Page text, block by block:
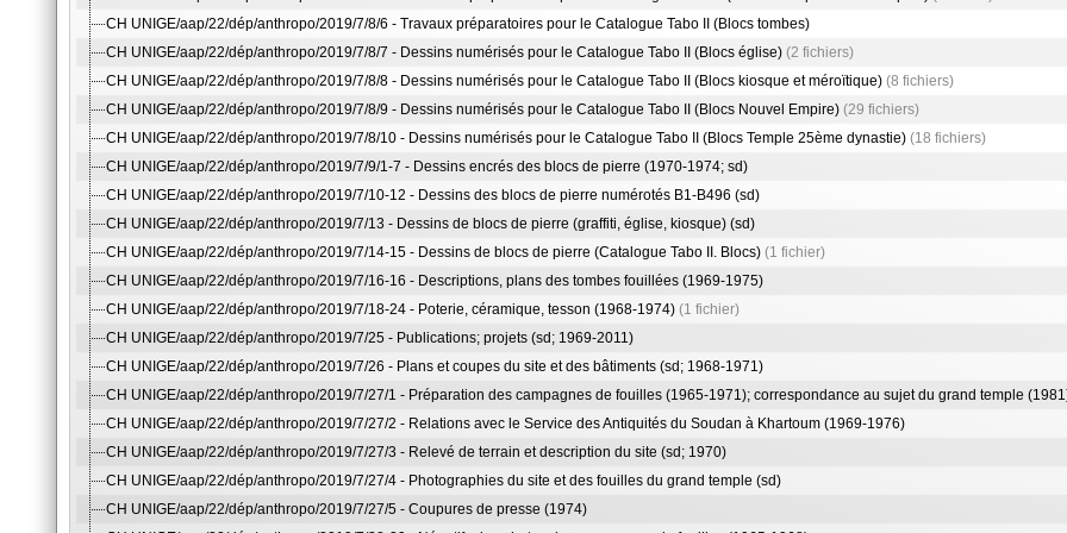
CH UNIGE/aap/22/dép/anthropo/2019/7/8/6 - Travaux préparatoires pour le Catalogue Tabo II (Blocs tombes)
CH UNIGE/aap/22/dép/anthropo/2019/7/8/7 - Dessins numérisés pour le Catalogue Tabo II (Blocs église) (2 fichiers)
CH UNIGE/aap/22/dép/anthropo/2019/7/8/8 - Dessins numérisés pour le Catalogue Tabo II (Blocs kiosque et méroïtique) (8 fichiers)
CH UNIGE/aap/22/dép/anthropo/2019/7/8/9 - Dessins numérisés pour le Catalogue Tabo II (Blocs Nouvel Empire) (29 fichiers)
CH UNIGE/aap/22/dép/anthropo/2019/7/8/10 - Dessins numérisés pour le Catalogue Tabo II (Blocs Temple 25ème dynastie) (18 fichiers)
CH UNIGE/aap/22/dép/anthropo/2019/7/9/1-7 - Dessins encrés des blocs de pierre (1970-1974; sd)
CH UNIGE/aap/22/dép/anthropo/2019/7/10-12 - Dessins des blocs de pierre numérotés B1-B496 (sd)
CH UNIGE/aap/22/dép/anthropo/2019/7/13 - Dessins de blocs de pierre (graffiti, église, kiosque) (sd)
CH UNIGE/aap/22/dép/anthropo/2019/7/14-15 - Dessins de blocs de pierre (Catalogue Tabo II. Blocs) (1 fichier)
CH UNIGE/aap/22/dép/anthropo/2019/7/16-16 - Descriptions, plans des tombes fouillées (1969-1975)
CH UNIGE/aap/22/dép/anthropo/2019/7/18-24 - Poterie, céramique, tesson (1968-1974) (1 fichier)
CH UNIGE/aap/22/dép/anthropo/2019/7/25 - Publications; projets (sd; 1969-2011)
CH UNIGE/aap/22/dép/anthropo/2019/7/26 - Plans et coupes du site et des bâtiments (sd; 1968-1971)
CH UNIGE/aap/22/dép/anthropo/2019/7/27/1 - Préparation des campagnes de fouilles (1965-1971); correspondance au sujet du grand temple
CH UNIGE/aap/22/dép/anthropo/2019/7/27/2 - Relations avec le Service des Antiquités du Soudan à Khartoum (1969-1976)
CH UNIGE/aap/22/dép/anthropo/2019/7/27/3 - Relevé de terrain et description du site (sd; 1970)
CH UNIGE/aap/22/dép/anthropo/2019/7/27/4 - Photographies du site et des fouilles du grand temple (sd)
CH UNIGE/aap/22/dép/anthropo/2019/7/27/5 - Coupures de presse (1974)